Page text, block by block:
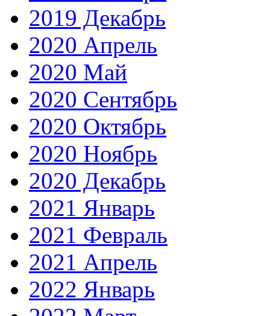
2019 Декабрь
2020 Апрель
2020 Май
2020 Сентябрь
2020 Октябрь
2020 Ноябрь
2020 Декабрь
2021 Январь
2021 Февраль
2021 Апрель
2022 Январь